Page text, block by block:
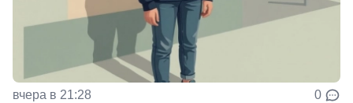
вчера в 21:28 0